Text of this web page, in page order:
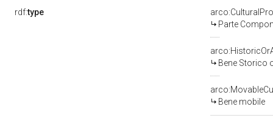
rdf:type
Parte
Bene Storico
Bene mobile